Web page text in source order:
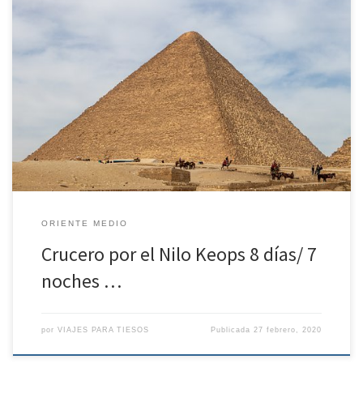
Crucero por el Nilo 8 días/ 7 noches 15 oct desde Málaga Día 1.-
Ciudad de origen – Luxor – Crucero por el Nilo mp Salida en vuelo
especial a Luxor. Llegada, asistencia y traslado directamente al
barco. Cena y noche a bordo. Día 2.- Crucero por el Nilo pc […]
ORIENTE MEDIO
Crucero por el Nilo Keops 8 días/ 7
noches …
por VIAJES PARA TIESOS Publicada 27 febrero, 2020